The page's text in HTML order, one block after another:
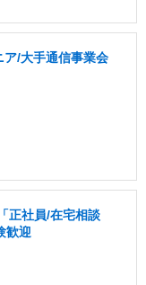
ア/大手通信事業会
正社員/在宅相談
歓迎